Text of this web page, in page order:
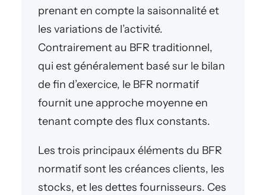
prenant en compte la saisonnalité et
les variations de l’activité.
Contrairement au BFR traditionnel,
qui est généralement basé sur le bilan
de fin d’exercice, le BFR normatif
fournit une approche moyenne en
tenant compte des flux constants.
Les trois principaux éléments du BFR
normatif sont les créances clients, les
stocks, et les dettes fournisseurs. Ces